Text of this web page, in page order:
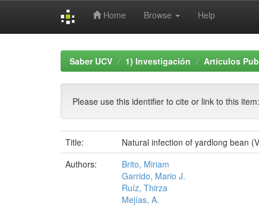
Home Browse Help
Saber UCV 1) Investigación Artículos
Please use this identifier to cite or link to this item:
Title:
Natural infection of yardlong bean
Authors:
Brito, Miriam
Garrido, Mario J.
Ruíz, Thirza
Mejías, A.